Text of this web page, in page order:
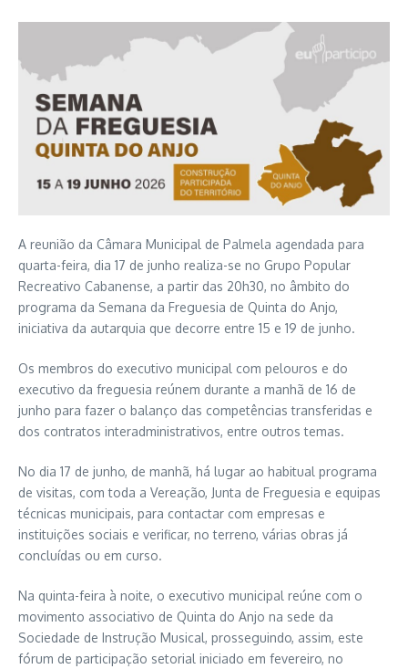
A reunião da Câmara Municipal de Palmela agendada para
quarta-feira, dia 17 de junho realiza-se no Grupo Popular
Recreativo Cabanense, a partir das 20h30, no âmbito do
programa da Semana da Freguesia de Quinta do Anjo,
iniciativa da autarquia que decorre entre 15 e 19 de junho.
Os membros do executivo municipal com pelouros e do
executivo da freguesia reúnem durante a manhã de 16 de
junho para fazer o balanço das competências transferidas e
dos contratos interadministrativos, entre outros temas.
No dia 17 de junho, de manhã, há lugar ao habitual programa
de visitas, com toda a Vereação, Junta de Freguesia e equipas
técnicas municipais, para contactar com empresas e
instituições sociais e verificar, no terreno, várias obras já
concluídas ou em curso.
Na quinta-feira à noite, o executivo municipal reúne com o
movimento associativo de Quinta do Anjo na sede da
Sociedade de Instrução Musical, prosseguindo, assim, este
fórum de participação setorial iniciado em fevereiro, no